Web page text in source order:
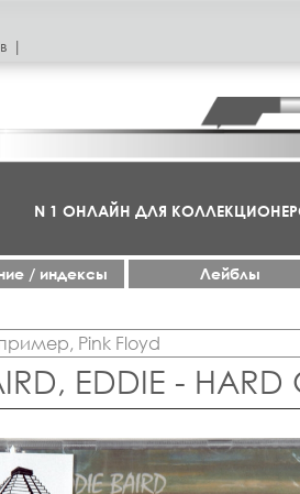
|
N 1 ОНЛАЙН ДЛЯ
/ индексы Лейблы
EDDIE - HARD